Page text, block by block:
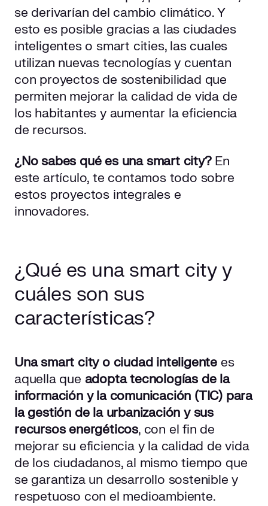
se derivarían del cambio climático. Y
esto es posible gracias a las ciudades
inteligentes o smart cities, las cuales
utilizan nuevas tecnologías y cuentan
con proyectos de sostenibilidad que
permiten mejorar la calidad de vida de
los habitantes y aumentar la eficiencia
de recursos.
¿No sabes qué es una smart city? En
este artículo, te contamos todo sobre
estos proyectos integrales e
innovadores.
¿Qué es una smart city y
cuáles son sus
características?
Una smart city o ciudad inteligente es
aquella que adopta tecnologías de la
información y la comunicación (TIC) para
la gestión de la urbanización y sus
recursos energéticos, con el fin de
mejorar su eficiencia y la calidad de vida
de los ciudadanos, al mismo tiempo que
se garantiza un desarrollo sostenible y
respetuoso con el medioambiente.